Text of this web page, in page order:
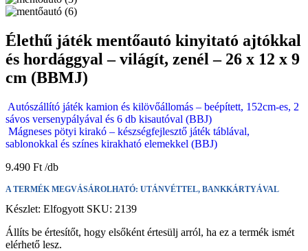
Élethű játék mentőautó kinyitató ajtókkal
és hordággyal – világít, zenél – 26 x 12 x 9
cm (BBMJ)
Autószállító játék kamion és kilövőállomás – beépített, 152cm-es, 2
sávos versenypályával és 6 db kisautóval (BBJ)
Mágneses pötyi kirakó – készségfejlesztő játék táblával,
sablonokkal és színes kirakható elemekkel (BBJ)
9.490 Ft
A TERMÉK MEGVÁSÁROLHATÓ: UTÁNVÉTTEL, BANKKÁRTYÁVAL
Készlet: Elfogyott SKU: 2139
Állíts be értesítőt, hogy elsőként értesülj arról, ha ez a termék ismét
elérhető lesz.